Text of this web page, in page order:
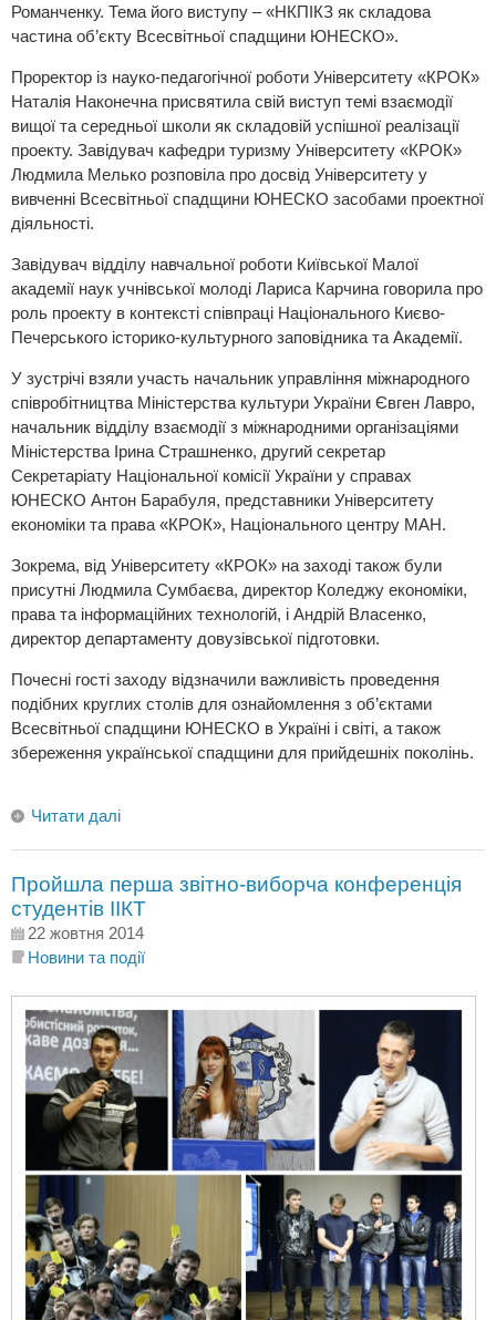
Романченку. Тема його виступу – «НКПІКЗ як складова
частина об’єкту Всесвітньої спадщини ЮНЕСКО».
Проректор із науко-педагогічної роботи Університету «КРОК»
Наталія Наконечна присвятила свій виступ темі взаємодії
вищої та середньої школи як складовій успішної реалізації
проекту. Завідувач кафедри туризму Університету «КРОК»
Людмила Мелько розповіла про досвід Університету у
вивченні Всесвітньої спадщини ЮНЕСКО засобами проектної
діяльності.
Завідувач відділу навчальної роботи Київської Малої
академії наук учнівської молоді Лариса Карчина говорила про
роль проекту в контексті співпраці Національного Києво-
Печерського історико-культурного заповідника та Академії.
У зустрічі взяли участь начальник управління міжнародного
співробітництва Міністерства культури України Євген Лавро,
начальник відділу взаємодії з міжнародними організаціями
Міністерства Ірина Страшненко, другий секретар
Секретаріату Національної комісії України у справах
ЮНЕСКО Антон Барабуля, представники Університету
економіки та права «КРОК», Національного центру МАН.
Зокрема, від Університету «КРОК» на заході також були
присутні Людмила Сумбаєва, директор Коледжу економіки,
права та інформаційних технологій, і Андрій Власенко,
директор департаменту довузівської підготовки.
Почесні гості заходу відзначили важливість проведення
подібних круглих столів для ознайомлення з об’єктами
Всесвітньої спадщини ЮНЕСКО в Україні і світі, а також
збереження української спадщини для прийдешніх поколінь.
Читати далі
Пройшла перша звітно-виборча конференція
студентів ІІКТ
22 жовтня 2014
Новини та події